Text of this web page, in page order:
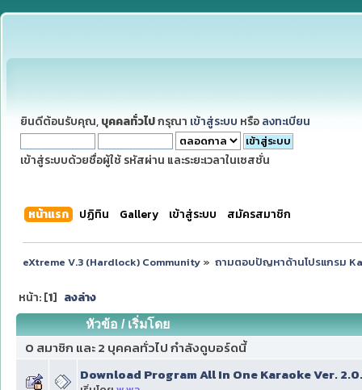
ยินดีต้อนรับคุณ, บุคคลทั่วไปกรุณา เข้าสู่ระบบ หรือ ลงทะเบียน
เข้าสู่ระบบด้วยชื่อผู้ใช้ รหัสผ่าน และระยะเวลาในเซสชั่น
หน้าแรก ปฏิทิน Gallery เข้าสู่ระบบ สมัครสมาชิก
eXtreme V.3 (Hardlock) Community» ถามตอบปัญหาด้านโปรแกรม
หน้า: [1] ลงล่าง
หัวข้อ/เริ่มโดย
0 สมาชิก และ 2 บุคคลทั่วไป กำลังดูบอร์ดนี้
Download Program All In One Karaoke Ver.